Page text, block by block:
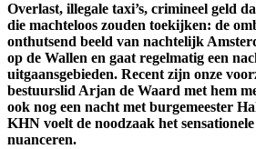
Overlast, illegale taxi’s, crimineel geld
die machteloos zouden toekijken: de
onthutsend beeld van nachtelijk
op de Wallen en gaat regelmatig een
uitgaansgebieden. Recent zijn onze
bestuurslid Arjan de Waard met hem
ook nog een nacht met burgemeester
KHN voelt de noodzaak het
nuanceren.